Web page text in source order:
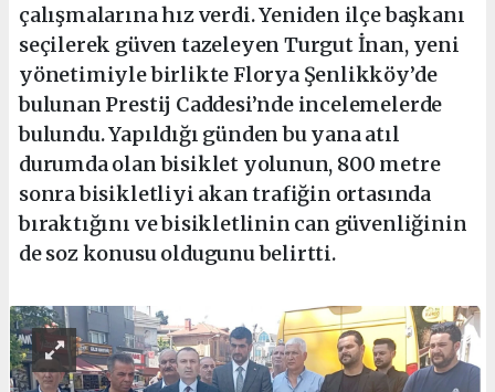
çalışmalarına hız verdi. Yeniden ilçe başkanı
seçilerek güven tazeleyen Turgut İnan, yeni
yönetimiyle birlikte Florya Şenlikköy’de
bulunan Prestij Caddesi’nde incelemelerde
bulundu. Yapıldığı günden bu yana atıl
durumda olan bisiklet yolunun, 800 metre
sonra bisikletliyi akan trafiğin ortasında
bıraktığını ve bisikletlinin can güvenliğinin
de soz konusu oldugunu belirtti.